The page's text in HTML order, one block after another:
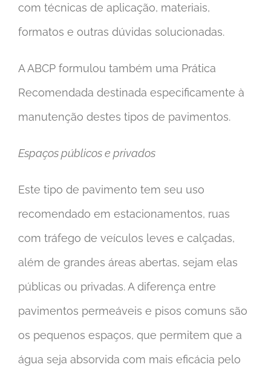
com técnicas de aplicação, materiais,
formatos e outras dúvidas solucionadas.
A ABCP formulou também uma Prática
Recomendada destinada especificamente à
manutenção destes tipos de pavimentos.
Espaços públicos e privados
Este tipo de pavimento tem seu uso
recomendado em estacionamentos, ruas
com tráfego de veículos leves e calçadas,
além de grandes áreas abertas, sejam elas
públicas ou privadas. A diferença entre
pavimentos permeáveis e pisos comuns são
os pequenos espaços, que permitem que a
água seja absorvida com mais eficácia pelo